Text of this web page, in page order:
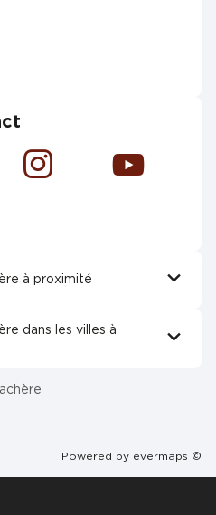
Instagram Youtube
à proximité
dans les villes à
Powered by evermaps ©